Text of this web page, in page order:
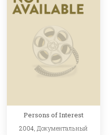
Persons of Interest
2004, Документальный